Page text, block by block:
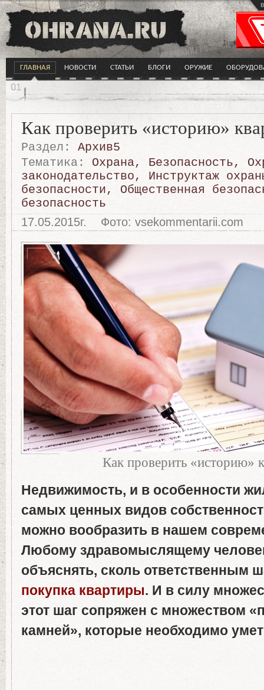
ГЛАВНАЯ НОВОСТИ СТАТЬИ БЛОГИ ОРУЖИЕ
Как проверить «историю»
Раздел:
Архив5
Тематика:
Охрана, Безопасность,
законодательство, Инструктаж
безопасности, Общественная
безопасность
17.05.2015г. Фото: vsekommentarii.com
Как проверить «историю»
Недвижимость, и в особенности
самых ценных видов
можно вообразить в нашем
Любому здравомыслящему
объяснять, сколь ответственным
покупка квартиры. И в силу
этот шаг сопряжен с множеством
камней», которые необходимо